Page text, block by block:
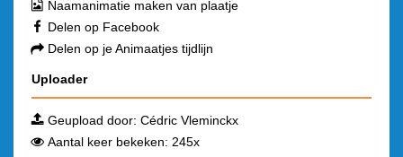
Naamanimatie maken van plaatje
Delen op Facebook
Delen op je Animaatjes tijdlijn
Uploader
Geupload door: Cédric Vleminckx
Aantal keer bekeken: 245x